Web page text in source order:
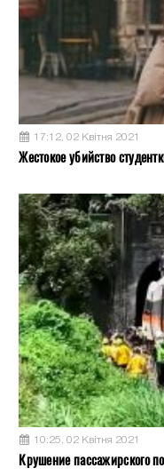
17:12, 02 Квітня 2021
Жестокое убийство
10:25, 02 Квітня 2021
Крушение пассажирского